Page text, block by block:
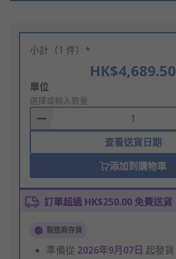
小計（1 件）*
HK$4,689.50
Add
to
Basket
單位
選擇或輸入數量
查看送貨日期
添加到購物車
訂單超過 HK$250.00 免費送貨
製造商存貨
準備從 2026年9月07日 起發貨